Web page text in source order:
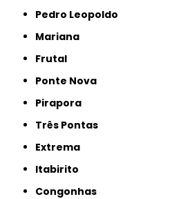
Pedro Leopoldo
Mariana
Frutal
Ponte Nova
Pirapora
Três Pontas
Extrema
Itabirito
Congonhas